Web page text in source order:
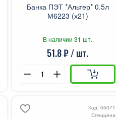
Банка ПЭТ *Альтер* 0.5л
М6223 (х21)
В наличии 31 шт.
51.8 ₽ / шт.
Код: 05071
Спеццена